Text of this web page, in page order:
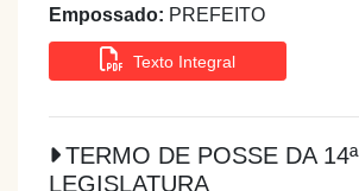
Empossado: PREFEITO
Texto Integral
TERMO DE POSSE DA 14ª
LEGISLATURA